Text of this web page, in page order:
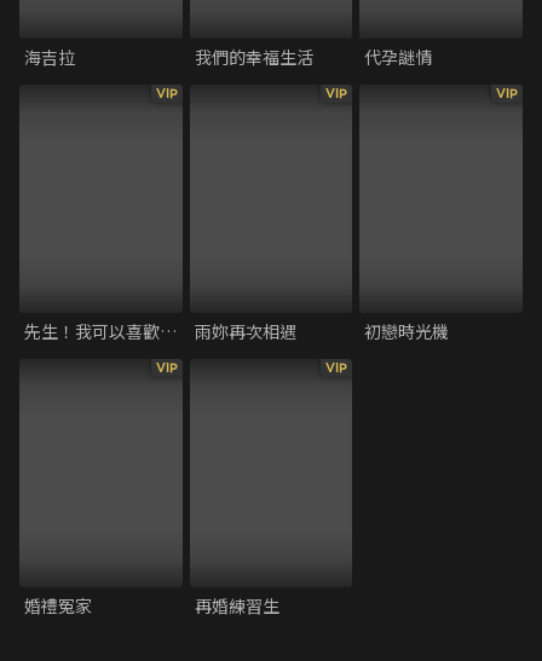
海吉拉 我們的幸福生活 代孕謎情
VIP
先生！我可以喜歡你嗎
VIP
雨妳再次相遇
VIP
初戀時光機
VIP
婚禮冤家
VIP
再婚練習生